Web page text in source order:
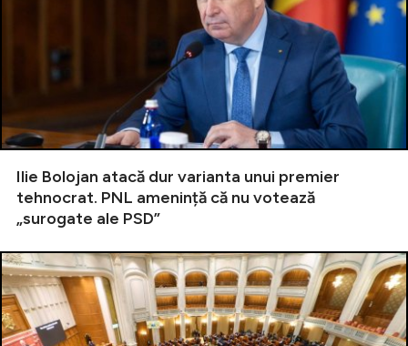
Ilie Bolojan atacă dur varianta unui premier
tehnocrat. PNL amenință că nu votează
„surogate ale PSD”